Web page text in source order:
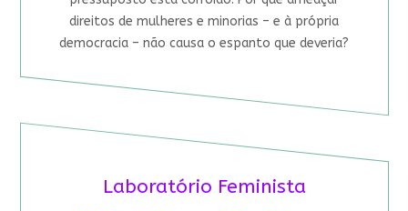
direitos de mulheres e minorias – e à própria
democracia – não causa o espanto que deveria?
Laboratório Feminista